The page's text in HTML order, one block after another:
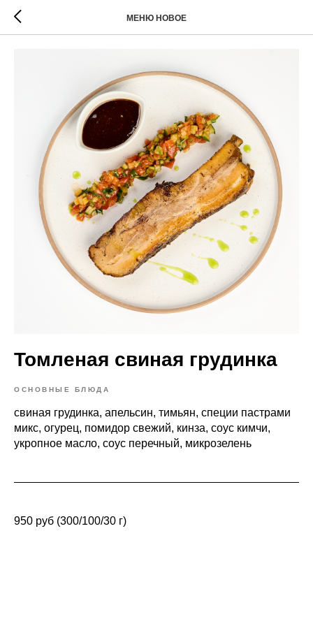
МЕНЮ НОВОЕ
Томленая свиная грудинка
ОСНОВНЫЕ БЛЮДА
свиная грудинка, апельсин, тимьян, специи пастрами
микс, огурец, помидор свежий, кинза, соус кимчи,
укропное масло, соус перечный, микрозелень
950 руб (300/100/30 г)